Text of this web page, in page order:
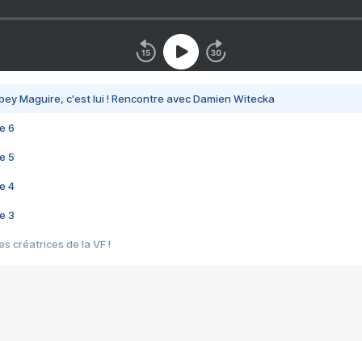
Maguire, c'est lui ! Rencontre avec Damien Witecka
6
5
4
3
créatrices de la VF !